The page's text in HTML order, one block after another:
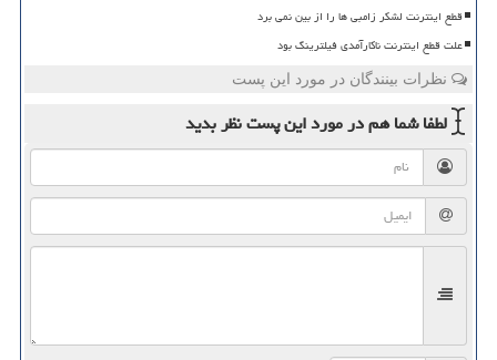
قطع اینترنت لشکر زامبی ها را از بین نمی برد
علت قطع اینترنت ناکارآمدی فیلترینگ بود
نظرات بینندگان در مورد این پست
لطفا شما همدر مورد این پستنظر بدید